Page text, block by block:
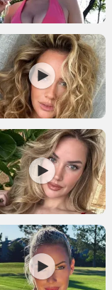
תקנון פעילות
רשיון להקרנה
הצטרפות לחבילת
לוח דרושים –
תגיות
המגזין